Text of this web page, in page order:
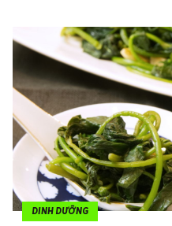
DINH DƯỠNG